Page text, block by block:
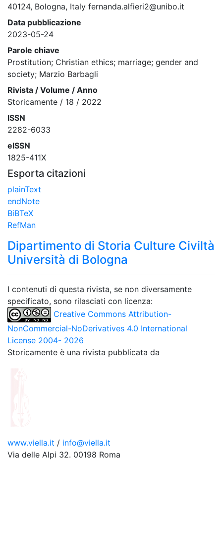
40124, Bologna, Italy fernanda.alfieri2@unibo.it
Data pubblicazione
2023-05-24
Parole chiave
Prostitution; Christian ethics; marriage; gender and
society; Marzio Barbagli
Rivista / Volume / Anno
Storicamente / 18 / 2022
ISSN
2282-6033
eISSN
1825-411X
Esporta citazioni
plainText
endNote
BiBTeX
RefMan
Dipartimento di Storia Culture Civiltà
Università di Bologna
I contenuti di questa rivista, se non diversamente
specificato, sono rilasciati con licenza:
Creative Commons Attribution-
NonCommercial-NoDerivatives 4.0 International
License 2004- 2026
Storicamente è una rivista pubblicata da
www.viella.it / info@viella.it
Via delle Alpi 32. 00198 Roma